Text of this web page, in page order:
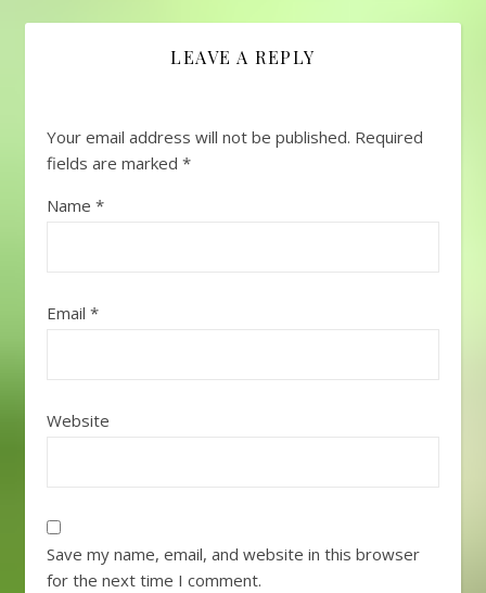
(artis/penyanyi)4.アク
セスakusesuakses5.ア
adobaisusaran6.アナウ
ポapojanji9.アマチュア
メージ
irasutoilustrasi15.イン
ターネット
intaanettointernet16.イ
LEAVE A REPLY
Your email address will not be published. Required
fields are marked *
Name *
Email *
Website
Save my name, email, and website in this browser
for the next time I comment.